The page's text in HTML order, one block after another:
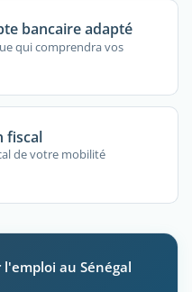
bancaire adapté
qui comprendra vos
fiscal
de votre mobilité
au Sénégal